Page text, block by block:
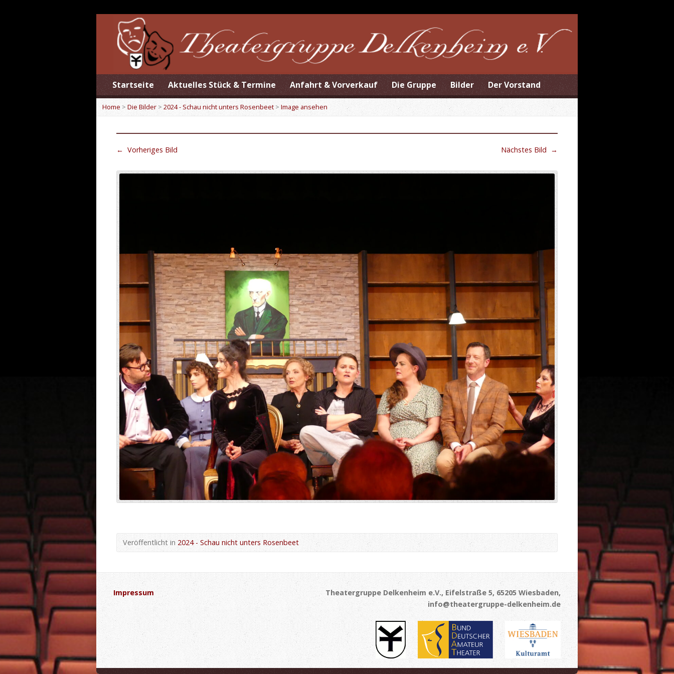
Startseite Aktuelles Stück & Termine Anfahrt & Vorverkauf Die Gruppe Bilder Der Vorstand
Home > Die Bilder >2024 - Schau nicht unters Rosenbeet > Image ansehen
← Vorheriges Bild Nächstes Bild →
Veröffentlicht in 2024 - Schau nicht unters Rosenbeet
Impressum
Theatergruppe Delkenheim e.V., Eifelstraße 5, 65205 Wiesbaden,
info@theatergruppe-delkenheim.de